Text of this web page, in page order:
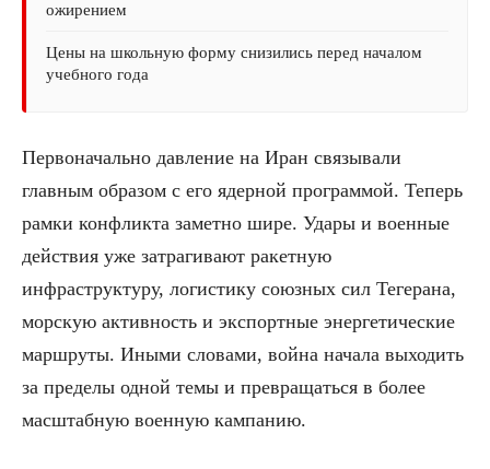
ожирением
Цены на школьную форму снизились перед началом
учебного года
Первоначально давление на Иран связывали
главным образом с его ядерной программой. Теперь
рамки конфликта заметно шире. Удары и военные
действия уже затрагивают ракетную
инфраструктуру, логистику союзных сил Тегерана,
морскую активность и экспортные энергетические
маршруты. Иными словами, война начала выходить
за пределы одной темы и превращаться в более
масштабную военную кампанию.